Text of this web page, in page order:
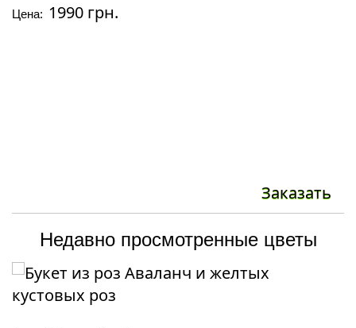
Цена: 1990 грн.
Заказать
Недавно просмотренные цветы